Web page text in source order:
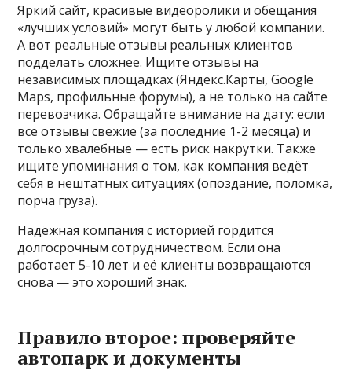
Яркий сайт, красивые видеоролики и обещания
«лучших условий» могут быть у любой компании.
А вот реальные отзывы реальных клиентов
подделать сложнее. Ищите отзывы на
независимых площадках (Яндекс.Карты, Google
Maps, профильные форумы), а не только на сайте
перевозчика. Обращайте внимание на дату: если
все отзывы свежие (за последние 1-2 месяца) и
только хвалебные — есть риск накрутки. Также
ищите упоминания о том, как компания ведёт
себя в нештатных ситуациях (опоздание, поломка,
порча груза).
Надёжная компания с историей гордится
долгосрочным сотрудничеством. Если она
работает 5-10 лет и её клиенты возвращаются
снова — это хороший знак.
Правило второе: проверяйте
автопарк и документы